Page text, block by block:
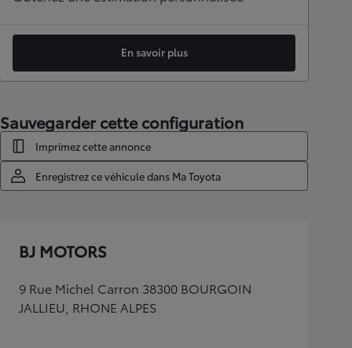
En savoir plus
Sauvegarder cette configuration
Imprimez cette annonce
Enregistrez ce véhicule dans Ma Toyota
BJ MOTORS
9 Rue Michel Carron 38300 BOURGOIN
JALLIEU, RHONE ALPES